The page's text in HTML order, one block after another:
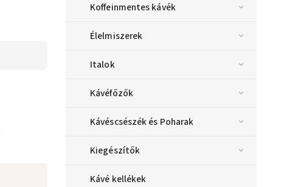
Koffeinmentes kávék
Élelmiszerek
Italok
Kávéfőzők
Kávéscsészék és Poharak
Kiegészítők
Kávé kellékek